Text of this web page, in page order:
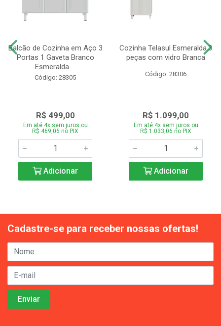
Balcão de Cozinha em Aço 3
Portas 1 Gaveta Branco
Esmeralda ...
Código: 28305
R$ 499,00
Em até 4x sem juros ou
R$ 469,06 no PIX
Adicionar
Cozinha Telasul Esmeralda.3
peças com vidro Branca
Código: 28306
R$ 1.099,00
Em até 4x sem juros ou
R$ 1.033,06 no PIX
Adicionar
Cadastre-se para receber nossas ofertas!